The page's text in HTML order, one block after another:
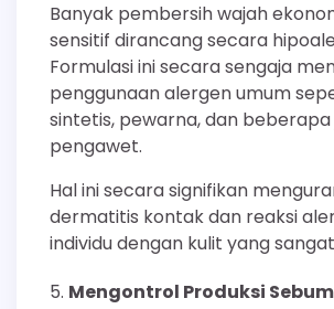
Banyak pembersih wajah
sensitif dirancang secara
Formulasi ini secara sengaja
penggunaan alergen umum
sintetis, pewarna, dan beberapa
pengawet.
Hal ini secara signifikan
dermatitis kontak dan reaksi
individu dengan kulit yang
Mengontrol Produksi